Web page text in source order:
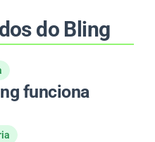
do Bling
funciona